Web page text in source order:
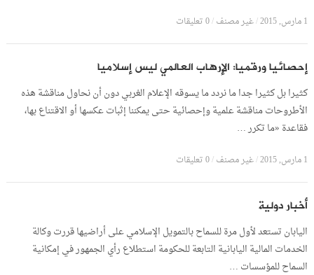
1 مارس, 2015 /غير مصنف/0 تعليقات
إحصائيا ورقميا: الإرهاب العالمي ليس إسلاميا
كثيرا بل كثيرا جدا ما نردد ما يسوقه الإعلام الغربي دون أن نحاول مناقشة هذه
الأطروحات مناقشة علمية وإحصائية حتى يمكننا إثبات عكسها أو الاقتناع بها،
فقاعدة «ما تكرر …
1 مارس, 2015 /غير مصنف/0 تعليقات
أخبار دولية
اليابان تستعد لأول مرة للسماح بالتمويل الإسلامي على أراضيها قررت وكالة
الخدمات المالية اليابانية التابعة للحكومة استطلاع رأي الجمهور في إمكانية
السماح للمؤسسات …